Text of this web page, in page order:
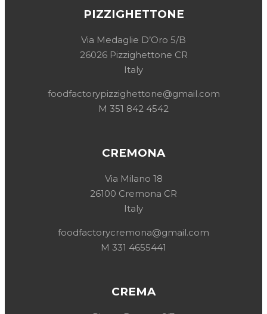
PIZZIGHETTONE
Via Medaglie D’Oro 5/B
26026 Pizzighettone CR
Italy
foodfactorypizzighettone@gmail.com
M 351 842 4542
CREMONA
Via Milano 18
26100 Cremona CR
Italy
foodfactorycremona@gmail.com
M 331 4655441
CREMA